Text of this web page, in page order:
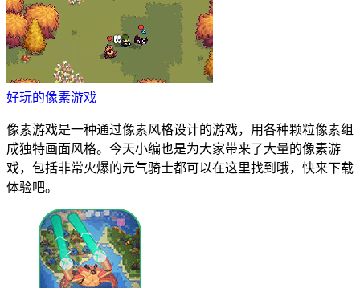
好玩的像素游戏
像素游戏是一种通过像素风格设计的游戏，用各种颗粒像素组
成独特画面风格。今天小编也是为大家带来了大量的像素游
戏，包括非常火爆的元气骑士都可以在这里找到哦，快来下载
体验吧。